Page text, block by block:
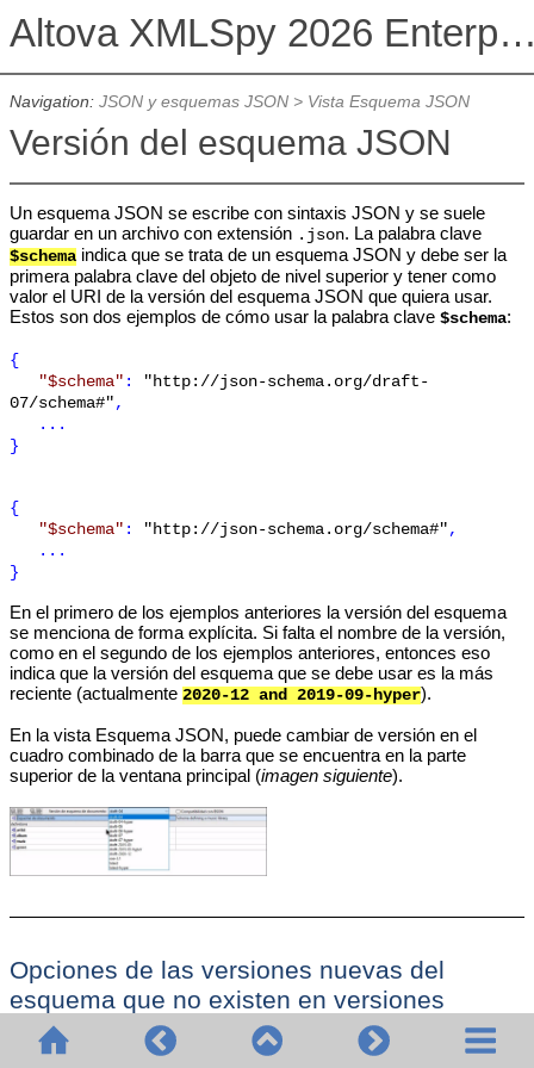
Altova XMLSpy 2026
Navigation: JSON y esquemas JSON> Vista Esquema JSON
Versión del esquema JSON
Un esquema JSON se escribe con sintaxis JSON y se suele
guardar en un archivo con extensión .json. La palabra clave
$schemaindica que se trata de un esquema JSON y debe ser la
primera palabra clave del objeto de nivel superior y tener como
valor el URI de la versión del esquema JSON que quiera usar.
Estos son dos ejemplos de cómo usar la palabra clave $schema:
{
"$schema" :
"http://json-schema.org/draft-
07/schema#" ,
...
}
{
"$schema" : "http://json-schema.org/schema#" ,
...
}
En el primero de los ejemplos anteriores la versión del esquema
se menciona de forma explícita. Si falta el nombre de la versión,
como en el segundo de los ejemplos anteriores, entonces eso
indica que la versión del esquema que se debe usar es la más
reciente (actualmente 2020-12 and 2019-09-hyper).
En la vista Esquema JSON, puede cambiar de versión en el
cuadro combinado de la barra que se encuentra en la parte
superior de la ventana principal (imagen siguiente).
Opciones de las versiones nuevas del
esquema que no existen en versiones
anteriores
Si usa una opción de una de las versiones más recientes del